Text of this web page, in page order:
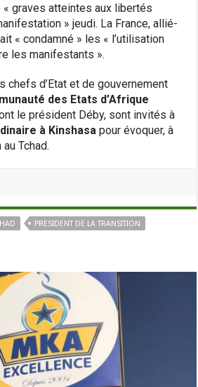
graves atteintes aux libertés
» jeudi. La France, allié-
« condamné » les « l’utilisation
les manifestants ».
chefs d’Etat et de gouvernement
des Etats d’Afrique
le président Déby, sont invités à
à Kinshasa pour évoquer, à
Tchad.
PRESIDENT DE LA TRANSITION